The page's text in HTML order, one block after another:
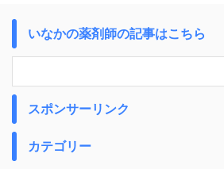
いなかの薬剤師の記事はこちら
スポンサーリンク
カテゴリー